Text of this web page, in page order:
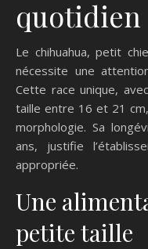
quotidien
Le chihuahua, petit
nécessite une
Cette race unique,
taille entre 16 et 21
morphologie. Sa
ans, justifie
appropriée.
Une
petite taille